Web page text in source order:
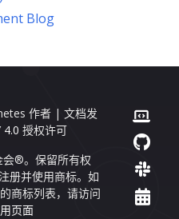
Blog
作者 | 文档发
4.0 授权许可
®。保留所有权
册并使用商标。如
商标列表，请访问
页面